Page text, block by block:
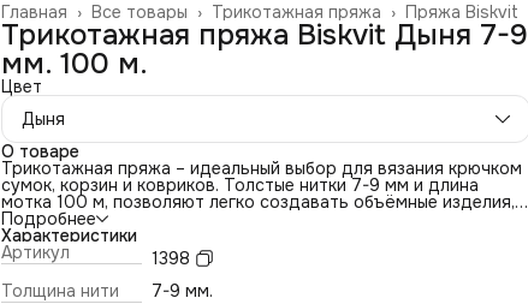
Пряжа Biskvit
Трикотажная пряжа ›
Все товары ›
Главная ›
Трикотажная пряжа Biskvit Дыня 7-9
мм. 100 м.
Цвет
Дыня
О товаре
Трикотажная пряжа – идеальный выбор для вязания крючком
сумок, корзин и ковриков. Толстые нитки 7-9 мм и длина
мотка 100 м, позволяют легко создавать объёмные изделия,
которые отлично держат форму. Наслаждайтесь работой с
удобными тканевыми нитками и получайте стильные,
долговечные результаты.
Подробнее
Характеристики
Артикул
1398
Толщина нити
7-9 мм.